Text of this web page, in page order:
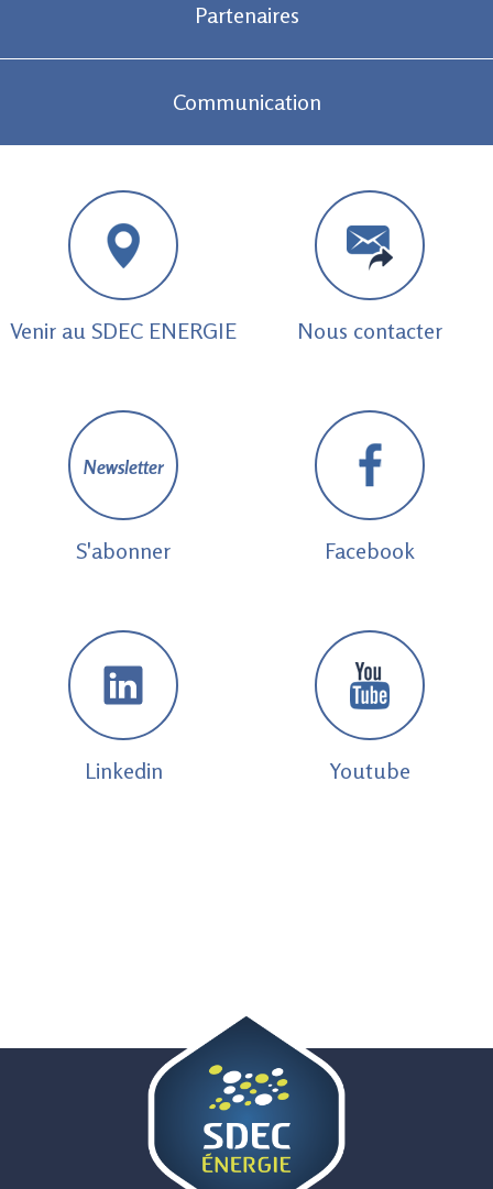
Partenaires
Communication
Venir au SDEC ENERGIE Nous contacter
Newsletter
S'abonner Facebook
Linkedin Youtube